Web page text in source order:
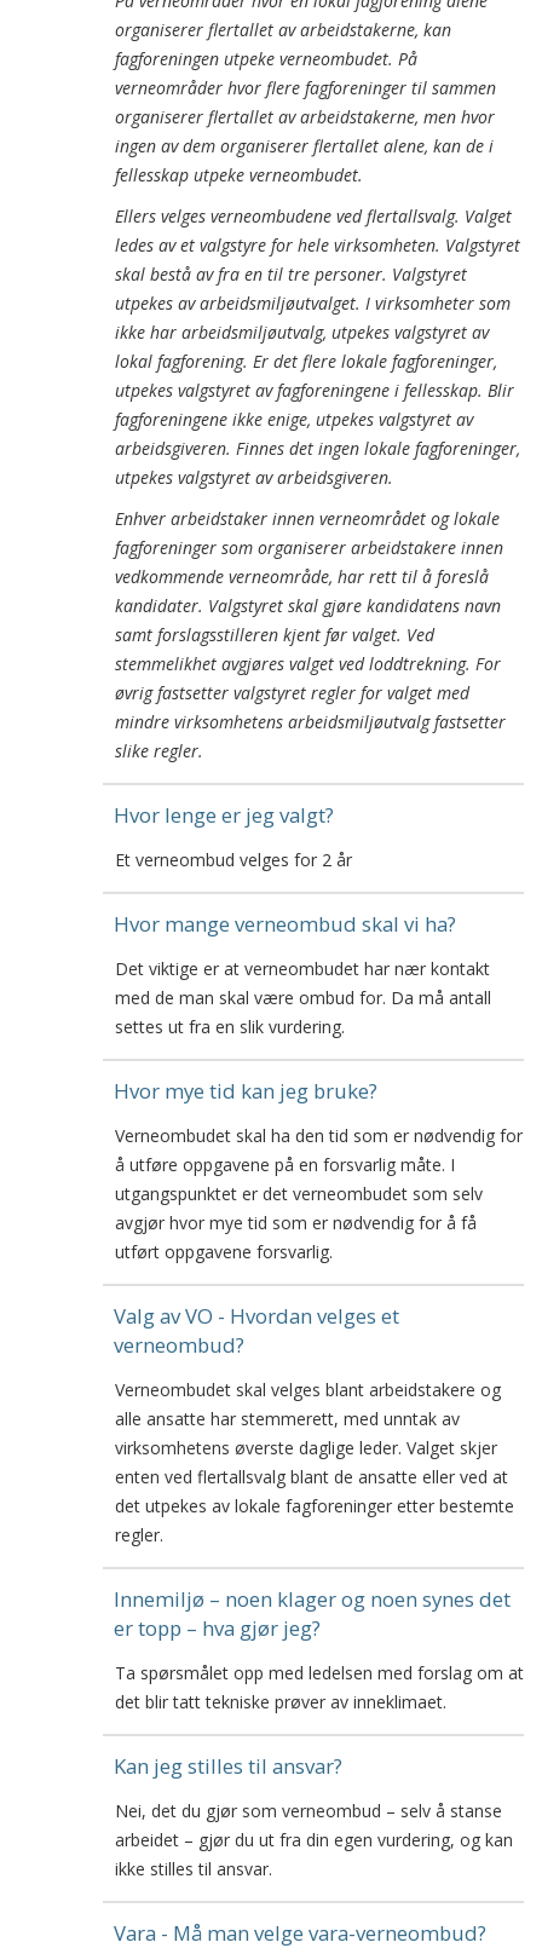
organiserer flertallet av arbeidstakerne, kan
fagforeningen utpeke verneombudet. På
verneområder hvor flere fagforeninger til sammen
organiserer flertallet av arbeidstakerne, men hvor
ingen av dem organiserer flertallet alene, kan de i
fellesskap utpeke verneombudet.
Ellers velges verneombudene ved flertallsvalg. Valget
ledes av et valgstyre for hele virksomheten. Valgstyret
skal bestå av fra en til tre personer. Valgstyret
utpekes av arbeidsmiljøutvalget. I virksomheter som
ikke har arbeidsmiljøutvalg, utpekes valgstyret av
lokal fagforening. Er det flere lokale fagforeninger,
utpekes valgstyret av fagforeningene i fellesskap. Blir
fagforeningene ikke enige, utpekes valgstyret av
arbeidsgiveren. Finnes det ingen lokale fagforeninger,
utpekes valgstyret av arbeidsgiveren.
Enhver arbeidstaker innen verneområdet og lokale
fagforeninger som organiserer arbeidstakere innen
vedkommende verneområde, har rett til å foreslå
kandidater. Valgstyret skal gjøre kandidatens navn
samt forslagsstilleren kjent før valget. Ved
stemmelikhet avgjøres valget ved loddtrekning. For
øvrig fastsetter valgstyret regler for valget med
mindre virksomhetens arbeidsmiljøutvalg fastsetter
slike regler.
Hvor lenge er jeg valgt?
Et verneombud velges for 2 år
Hvor mange verneombud skal vi ha?
Det viktige er at verneombudet har nær kontakt
med de man skal være ombud for. Da må antall
settes ut fra en slik vurdering.
Hvor mye tid kan jeg bruke?
Verneombudet skal ha den tid som er nødvendig for
å utføre oppgavene på en forsvarlig måte. I
utgangspunktet er det verneombudet som selv
avgjør hvor mye tid som er nødvendig for å få
utført oppgavene forsvarlig.
Valg av VO - Hvordan velges et
verneombud?
Verneombudet skal velges blant arbeidstakere og
alle ansatte har stemmerett, med unntak av
virksomhetens øverste daglige leder. Valget skjer
enten ved flertallsvalg blant de ansatte eller ved at
det utpekes av lokale fagforeninger etter bestemte
regler.
Innemiljø – noen klager og noen synes det
er topp – hva gjør jeg?
Ta spørsmålet opp med ledelsen med forslag om at
det blir tatt tekniske prøver av inneklimaet.
Kan jeg stilles til ansvar?
Nei, det du gjør som verneombud – selv å stanse
arbeidet – gjør du ut fra din egen vurdering, og kan
ikke stilles til ansvar.
Vara - Må man velge vara-verneombud?